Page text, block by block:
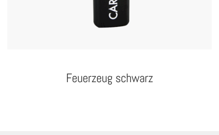
Feuerzeug schwarz